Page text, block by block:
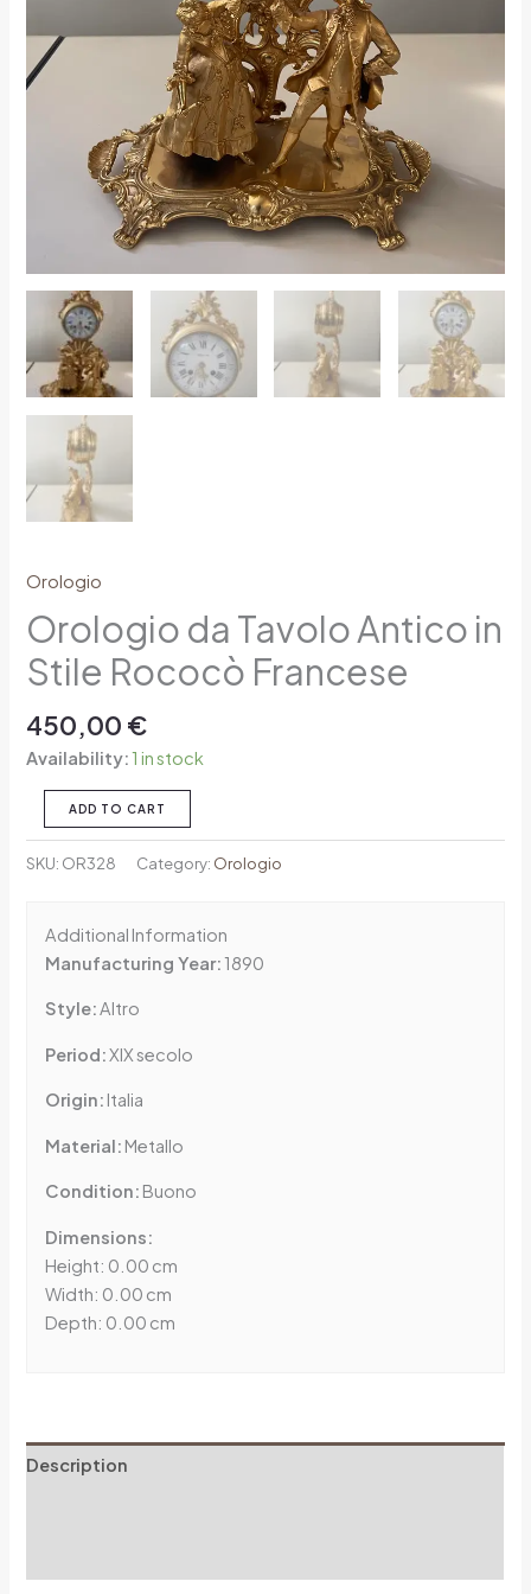
Orologio
Orologio da Tavolo Antico in
Stile Rococò Francese
450,00 €
Availability:1 in stock
ADD TO CART
SKU: OR328 Category: Orologio
Additional Information
Manufacturing Year:1890
Style:Altro
Period:XIX secolo
Origin: Italia
Material: Metallo
Condition: Buono
Dimensions:
Height: 0.00 cm
Width: 0.00 cm
Depth: 0.00 cm
Description